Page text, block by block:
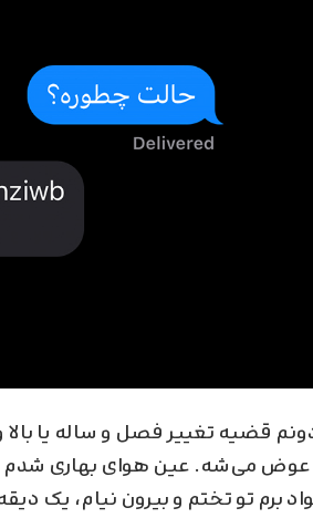
قضیه تغییر فصل و ساله یا بالا
عوض می‌شه. عین هوای بهاری شدم
برم تو تختم و بیرون نیام، یک